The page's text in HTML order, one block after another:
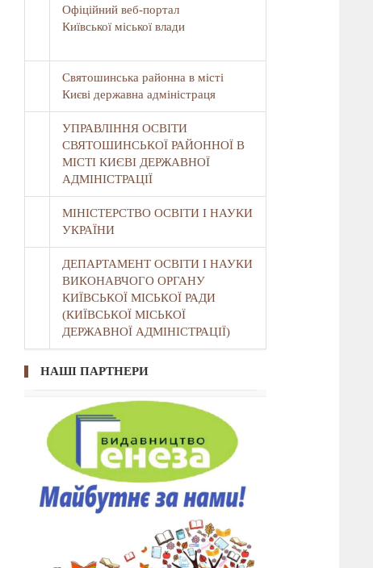
Офіційний веб-портал
Київської міської влади
Святошинська районна в місті
Києві державна адміністраця
УПРАВЛІННЯ ОСВІТИ
СВЯТОШИНСЬКОЇ РАЙОННОЇ В
МІСТІ КИЄВІ ДЕРЖАВНОЇ
АДМІНІСТРАЦІЇ
МІНІСТЕРСТВО ОСВІТИ І НАУКИ
УКРАЇНИ
ДЕПАРТАМЕНТ ОСВІТИ І НАУКИ
ВИКОНАВЧОГО ОРГАНУ
КИЇВСЬКОЇ МІСЬКОЇ РАДИ
(КИЇВСЬКОЇ МІСЬКОЇ
ДЕРЖАВНОЇ АДМІНІСТРАЦІЇ)
НАШІ ПАРТНЕРИ